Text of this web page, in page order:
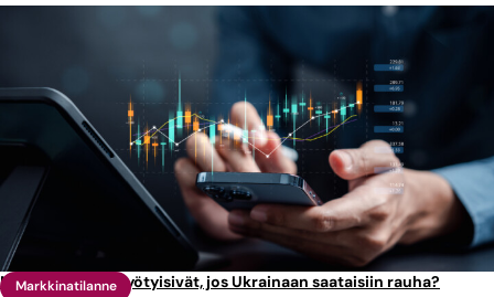
Markkinatilanne
Mitkä osakkeet hyötyisivät, jos Ukrainaan saataisiin rauha?